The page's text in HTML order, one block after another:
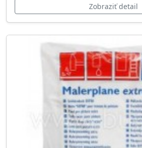
Zobraziť detail